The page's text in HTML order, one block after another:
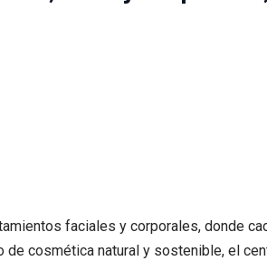
faciales y corporales, donde
cosmética natural y sostenible, el